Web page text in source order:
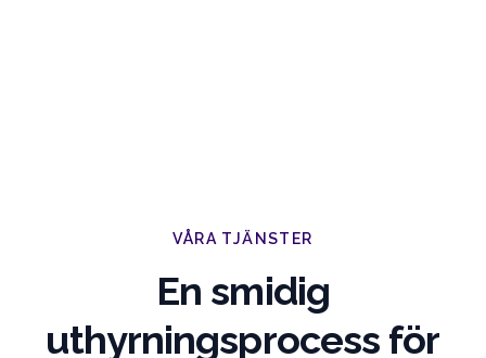
VÅRA TJÄNSTER
En smidig
uthyrningsprocess för